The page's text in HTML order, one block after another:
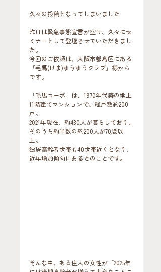
久々の投稿となってしまいました
昨日は緊急事態宣言が空け、久々にセ
ミナーとして登壇させていただきまし
た。
今回のご依頼は、大阪市都島区にある
「毛馬(けま)ゆうゆうクラブ」様から
です。
「毛馬コーポ」は、1970年代築の地上
11階建てマンションで、総戸数約200
戸。
2021年現在、約430人が暮らしており、
そのうち約半数の約200人が70歳以
上。
独居高齢者世帯も40世帯近くとなり、
近年増加傾向にあるとのことです。
そんな中、ある住人の女性が「2025年